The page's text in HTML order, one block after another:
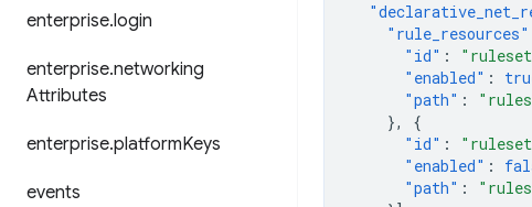
enterprise.login
enterprise.networking
Attributes
enterprise.platformKeys
events
"rule_resources"
"id" :
"enabled" :
"path" :
},
{
"id" :
"enabled" :
"path" :